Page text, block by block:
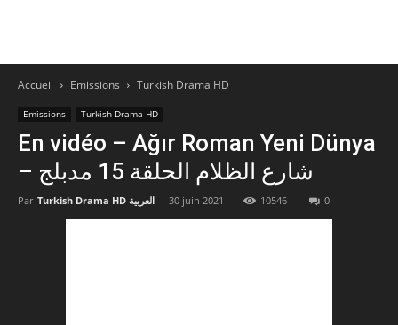
Accueil Emissions Turkish Drama HD
Emissions Turkish Drama HD
En vidéo – Ağır Roman Yeni Dünya
– شارع الظلام الحلقة 15 مدبلج
Par Turkish Drama HD العربية - 30 juin 2021 10546 0